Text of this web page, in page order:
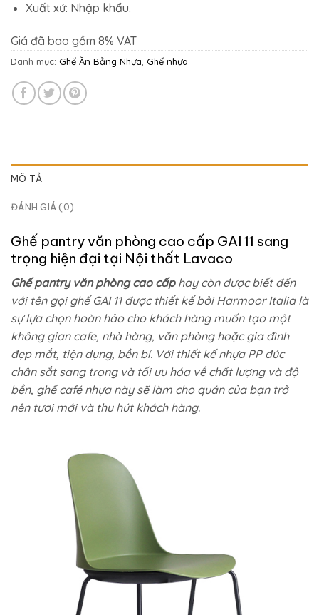
Xuất xứ: Nhập khẩu.
Giá đã bao gồm 8% VAT
Danh mục: Ghế Ăn Bằng Nhựa, Ghế nhựa
MÔ TẢ
ĐÁNH GIÁ (0)
Ghế pantry văn phòng cao cấp GAI 11 sang
trọng hiện đại tại Nội thất Lavaco
Ghế pantry văn phòng cao cấphay còn được biết đến
với tên gọi ghế GAI 11 được thiết kế bởi Harmoor Italia là
sự lựa chọn hoàn hảo cho khách hàng muốn tạo một
không gian cafe, nhà hàng, văn phòng hoặc gia đình
đẹp mắt, tiện dụng, bền bỉ. Với thiết kế nhựa PP đúc
chân sắt sang trọng và tối ưu hóa về chất lượng và độ
bền, ghế café nhựa này sẽ làm cho quán của bạn trở
nên tươi mới và thu hút khách hàng.